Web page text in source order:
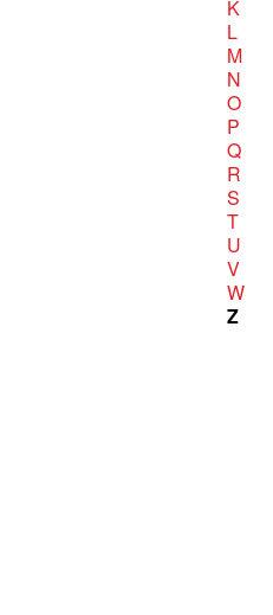
K
L
M
N
O
P
Q
R
S
T
U
V
W
Z